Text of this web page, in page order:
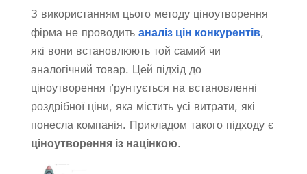
З використанням цього методу ціноутворення
фірма не проводить аналіз цін конкурентів,
які вони встановлюють той самий чи
аналогічний товар. Цей підхід до
ціноутворення ґрунтується на встановленні
роздрібної ціни, яка містить усі витрати, які
понесла компанія. Прикладом такого підходу є
ціноутворення із націнкою.